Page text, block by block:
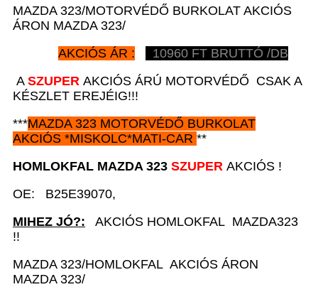
MAZDA 323/MOTORVÉDŐ BURKOLAT AKCIÓS
ÁRON MAZDA 323/
AKCIÓS ÁR :
10960 FT BRUTTÓ /DB
A SZUPER AKCIÓS ÁRÚ MOTORVÉDŐ CSAK A
KÉSZLET EREJÉIG!!!
***MAZDA 323 MOTORVÉDŐ BURKOLAT
AKCIÓS *MISKOLC*MATI-CAR **
HOMLOKFAL MAZDA 323 SZUPER AKCIÓS !
OE: B25E39070,
MIHEZ JÓ?: AKCIÓS HOMLOKFAL MAZDA323
!!
MAZDA 323/HOMLOKFAL AKCIÓS ÁRON
MAZDA 323/